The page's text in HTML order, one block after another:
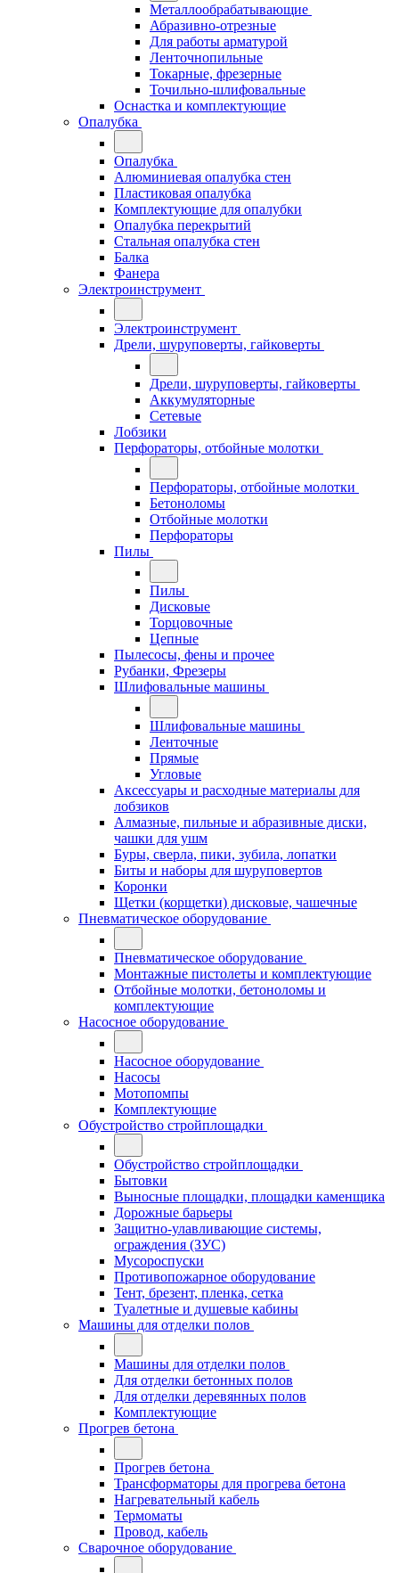
Металлообрабатывающие
Абразивно-отрезные
Для работы арматурой
Ленточнопильные
Токарные, фрезерные
Точильно-шлифовальные
Оснастка и комплектующие
Опалубка
Опалубка
Алюминиевая опалубка стен
Пластиковая опалубка
Комплектующие для опалубки
Опалубка перекрытий
Стальная опалубка стен
Балка
Фанера
Электроинструмент
Электроинструмент
Дрели, шуруповерты, гайковерты
Дрели, шуруповерты, гайковерты
Аккумуляторные
Сетевые
Лобзики
Перфораторы, отбойные молотки
Перфораторы, отбойные молотки
Бетоноломы
Отбойные молотки
Перфораторы
Пилы
Пилы
Дисковые
Торцовочные
Цепные
Пылесосы, фены и прочее
Рубанки, Фрезеры
Шлифовальные машины
Шлифовальные машины
Ленточные
Прямые
Угловые
Аксессуары и расходные материалы для
лобзиков
Алмазные, пильные и абразивные диски,
чашки для ушм
Буры, сверла, пики, зубила, лопатки
Биты и наборы для шуруповертов
Коронки
Щетки (корщетки) дисковые, чашечные
Пневматическое оборудование
Пневматическое оборудование
Монтажные пистолеты и комплектующие
Отбойные молотки, бетоноломы и
комплектующие
Насосное оборудование
Насосное оборудование
Насосы
Мотопомпы
Комплектующие
Обустройство стройплощадки
Обустройство стройплощадки
Бытовки
Выносные площадки, площадки каменщика
Дорожные барьеры
Защитно-улавливающие системы,
ограждения (ЗУС)
Мусороспуски
Противопожарное оборудование
Тент, брезент, пленка, сетка
Туалетные и душевые кабины
Машины для отделки полов
Машины для отделки полов
Для отделки бетонных полов
Для отделки деревянных полов
Комплектующие
Прогрев бетона
Прогрев бетона
Трансформаторы для прогрева бетона
Нагревательный кабель
Термоматы
Провод, кабель
Сварочное оборудование